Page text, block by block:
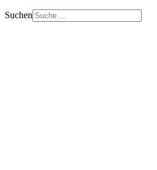
Suchen